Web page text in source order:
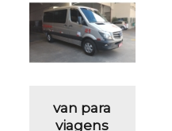
van para
viagens